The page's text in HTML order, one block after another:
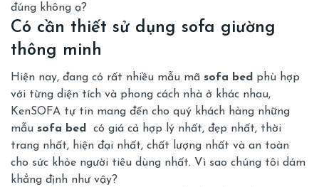
đúng không ạ?
Có cần thiết sử dụng sofa giường
thông minh
Hiện nay, đang có rất nhiều mẫu mã sofa bed phù hợp
với từng diện tích và phong cách nhà ở khác nhau,
KenSOFA tự tin mang đến cho quý khách hàng những
mẫu sofa bed
có giá cả hợp lý nhất, đẹp nhất, thời
trang nhất, hiện đại nhất, chất lượng nhất và an toàn
cho sức khỏe người tiêu dùng nhất. Vì sao chúng tôi dám
khẳng định như vậy?